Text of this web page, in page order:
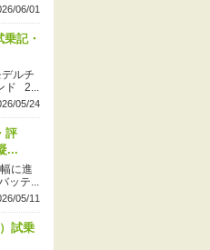
06/01
記・
ルチ
ド 2...
05/24
評
...
に進
ッテ...
05/11
試乗